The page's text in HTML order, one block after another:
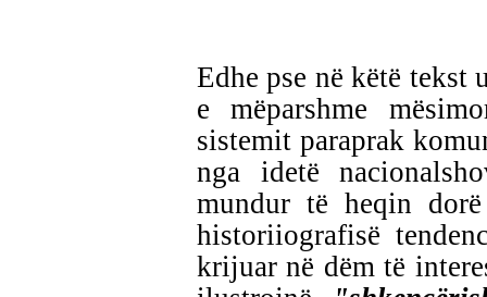
Edhe pse në këtë
e mëparshme
sistemit paraprak
nga idetë
mundur të heqin
historiiografisë
krijuar në dëm të